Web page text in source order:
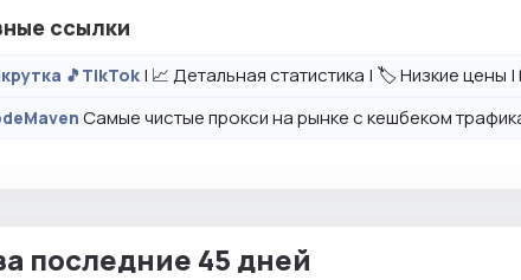
ссылки
🎵TikTok | 📈 Детальная статистика | 🏷️ Низкие
Самые чистые прокси на рынке с кешбеком
последние 45 дней